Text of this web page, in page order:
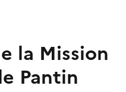
la Mission
Pantin